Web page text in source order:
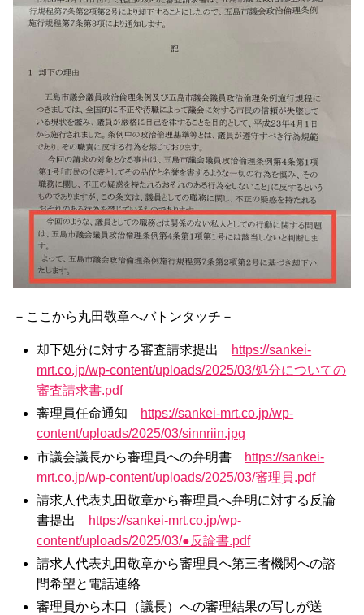
－ここから丸田敬章へバトンタッチ－
却下処分に対する審査請求提出
https://sankei-
mrt.co.jp/wp-content/uploads/2025/03/処分についての
審査請求書.pdf
審理員任命通知
https://sankei-mrt.co.jp/wp-
content/uploads/2025/03/sinnriin.jpg
市議会議長から審理員への弁明書
https://sankei-
mrt.co.jp/wp-content/uploads/2025/03/審理員.pdf
請求人代表丸田敬章から審理員へ弁明に対する反論
書提出
https://sankei-mrt.co.jp/wp-
content/uploads/2025/03/●反論書.pdf
請求人代表丸田敬章から審理員へ第三者機関への諮
問希望と電話連絡
審理員から木口（議長）への審理結果の写しが送